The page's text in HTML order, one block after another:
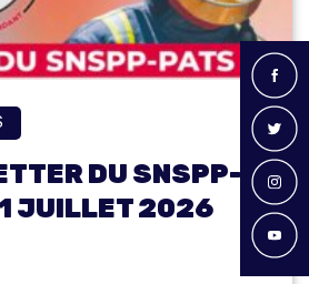
DU SNSPP-
JUILLET 2026